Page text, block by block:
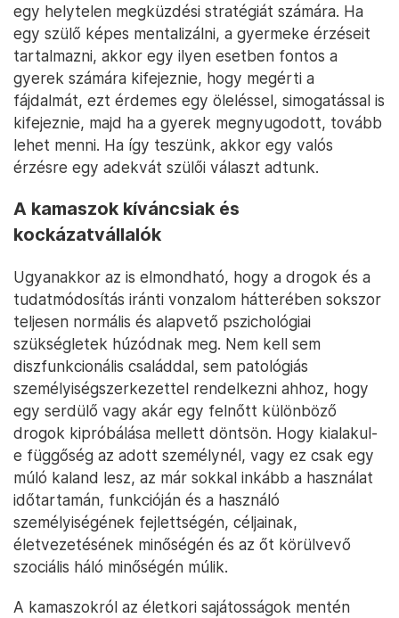
egy helytelen megküzdési stratégiát számára. Ha
egy szülő képes mentalizálni, a gyermeke érzéseit
tartalmazni, akkor egy ilyen esetben fontos a
gyerek számára kifejeznie, hogy megérti a
fájdalmát, ezt érdemes egy öleléssel, simogatással is
kifejeznie, majd ha a gyerek megnyugodott, tovább
lehet menni. Ha így teszünk, akkor egy valós
érzésre egy adekvát szülői választ adtunk.
A kamaszok kíváncsiak és
kockázatvállalók
Ugyanakkor az is elmondható, hogy a drogok és a
tudatmódosítás iránti vonzalom hátterében sokszor
teljesen normális és alapvető pszichológiai
szükségletek húzódnak meg. Nem kell sem
diszfunkcionális családdal, sem patológiás
személyiségszerkezettel rendelkezni ahhoz, hogy
egy serdülő vagy akár egy felnőtt különböző
drogok kipróbálása mellett döntsön. Hogy kialakul-
e függőség az adott személynél, vagy ez csak egy
múló kaland lesz, az már sokkal inkább a használat
időtartamán, funkcióján és a használó
személyiségének fejlettségén, céljainak,
életvezetésének minőségén és az őt körülvevő
szociális háló minőségén múlik.
A kamaszokról az életkori sajátosságok mentén